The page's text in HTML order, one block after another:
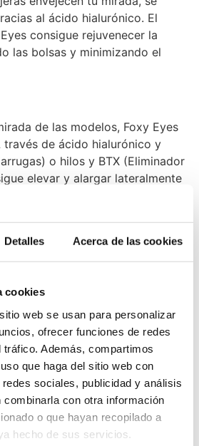
Detalles Acerca de las cookies
cookies
web se usan para personalizar
ofrecer funciones de redes
Además, compartimos
que haga del sitio web con
sociales, publicidad y análisis
combinarla con otra información
o que hayan recopilado a
hecho de sus servicios.
al ácido hialurónico. El
consigue rejuvenecer la
las bolsas y minimizando el
de las modelos, Foxy Eyes
de ácido hialurónico y
o hilos y BTX (Eliminador
elevar y alargar lateralmente
final es una mirada
ya que les hemos
piel y bolsas sobrantes,
sin realizar cambios en tu